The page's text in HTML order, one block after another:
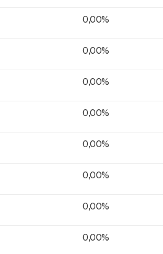
0,00%
0,00%
0,00%
0,00%
0,00%
0,00%
0,00%
0,00%